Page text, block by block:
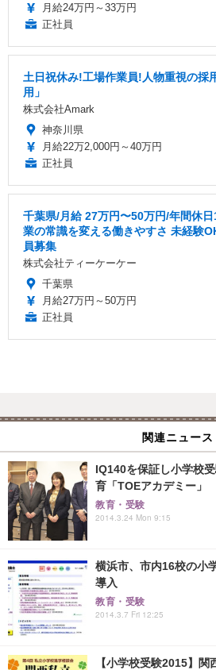
月給24万円～33万円
正社員
土日祝休み!工場作業員!人物重視の採
用」
株式会社Amark
神奈川県
月給22万2,000円～40万円
正社員
千葉県/月給 27万円〜50万円/年間休
業の常識を変える働きやすさ 未経験
員募集
株式会社ティーケーケー
千葉県
月給27万円～50万円
正社員
関連ニュース
IQ140を保証し小学校
育「TOEアカデミー」
教育・受験
2014.3.24 Mon 9:15
横浜市、市内16校の小
導入
教育・受験
2014.3.7 Fri 12:25
【小学校受験2015】